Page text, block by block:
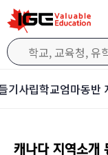
기사립학교엄마동반
캐나다 지역소개